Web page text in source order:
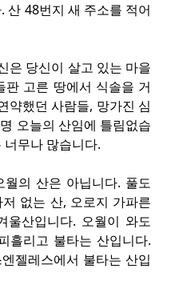
산 48번지 새 주소를 적어
은 당신이 살고 있는 마을
고른 땅에서 식솔을 거
약했던 사람들, 망가진 심
오늘의 산임에 틀림없습
무나 많습니다.
의 산은 아닙니다. 풀도
없는 산, 오로지 가파른
울산입니다. 오월이 와도
흘리고 불타는 산입니다.
젤레스에서 불타는 산입